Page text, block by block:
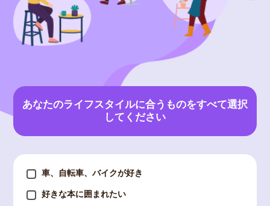
あなたのライフスタイルに合うものをすべて選択
してください
車、自転車、バイクが好き
好きな本に囲まれたい